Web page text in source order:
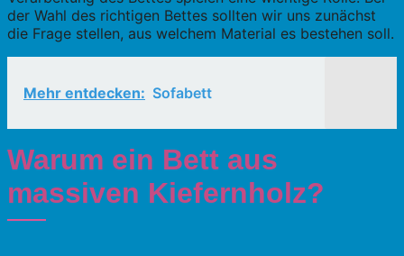
der Wahl des richtigen Bettes sollten wir uns zunächst
die Frage stellen, aus welchem Material es bestehen soll.
Mehr entdecken: Sofabett
Warum ein Bett aus
massiven Kiefernholz?